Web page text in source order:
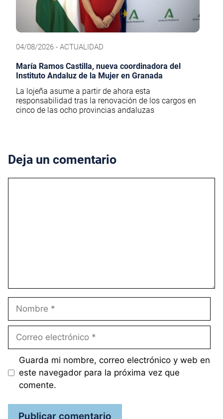
04/08/2026 - ACTUALIDAD
María Ramos Castilla, nueva coordinadora del
Instituto Andaluz de la Mujer en Granada
La lojeña asume a partir de ahora esta
responsabilidad tras la renovación de los cargos en
cinco de las ocho provincias andaluzas
Deja un comentario
electrónico
Guarda mi nombre, correo electrónico y web en
este navegador para la próxima vez que
comente.